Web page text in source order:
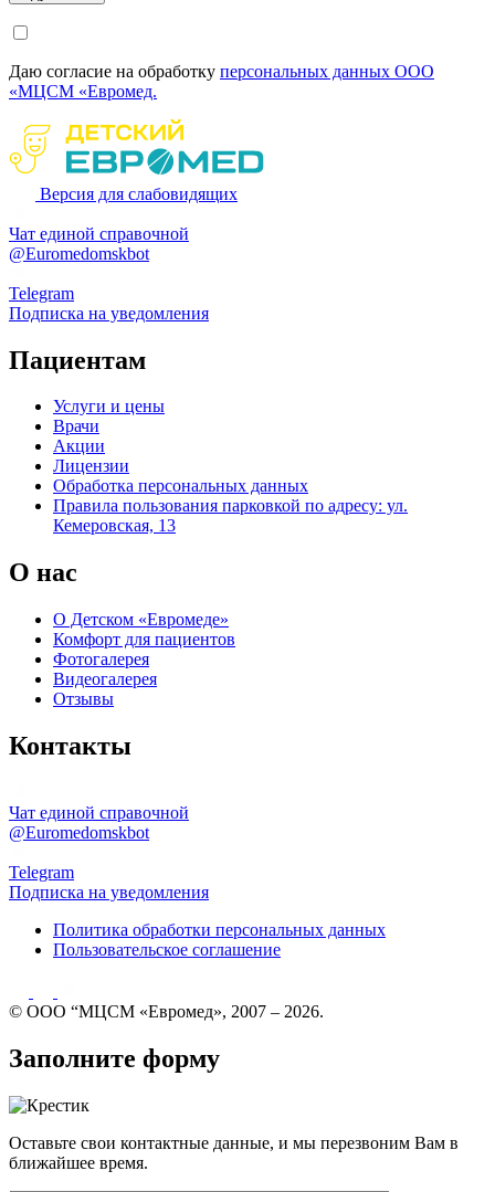
Даю согласие на обработку персональных данных ООО
«МЦСМ «Евромед.
Версия для слабовидящих
Чат единой справочной
@Euromedomskbot
Telegram
Подписка на уведомления
Пациентам
Услуги и цены
Врачи
Акции
Лицензии
Обработка персональных данных
Правила пользования парковкой по адресу: ул.
Кемеровская, 13
О нас
О Детском «Евромеде»
Комфорт для пациентов
Фотогалерея
Видеогалерея
Отзывы
Контакты
Чат единой справочной
@Euromedomskbot
Telegram
Подписка на уведомления
Политика обработки персональных данных
Пользовательское соглашение
© ООО “МЦСМ «Евромед», 2007 – 2026.
Заполните форму
Оставьте свои контактные данные, и мы перезвоним Вам в
ближайшее время.